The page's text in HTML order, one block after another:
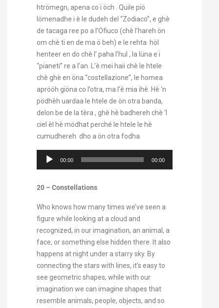
htrömegn, apena co i öch . Quile piö
lömenadhe i è le dudeh del “Zodiaco”, e ghè
de tacaga ree po a l’Ofiuco (chè l’hareh ön
om chè ti en de ma ö beh) e le rehta höl
henteer en do chè l’ paha l’hul , la lüna e i
“pianeti” re a l’an. L’è mei haii chè le htele
chè ghè en öna “costellazione”, le homea
aprööh giöna co l’otra, ma l’è mia ihè. Hè ‘n
pödhèh uardaa le htele de ön otra banda,
delon be de la tèra , ghè hè badhereh chè ‘l
ciel èl hè mödhat perché le htele le hè
cumudhereh dho a ön otra fodha.
Audio
00:00 00:00
20 – Constellations
Who knows how many times we’ve seen a
figure while looking at a cloud and
recognized, in our imagination, an animal, a
face, or something else hidden there. It also
happens at night under a starry sky. By
connecting the stars with lines, it’s easy to
see geometric shapes, while with our
imagination we can imagine shapes that
resemble animals, people, objects, and so